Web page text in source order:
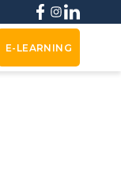
E-LEARNING